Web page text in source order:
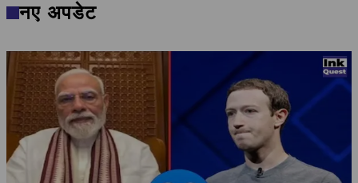
नए अपडेट